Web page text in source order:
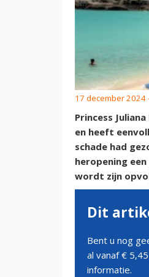
17 december 2024
Princess
en heeft
schade had
heropening
wordt zijn
Dit
Bent u nog
al vanaf €
informatie.